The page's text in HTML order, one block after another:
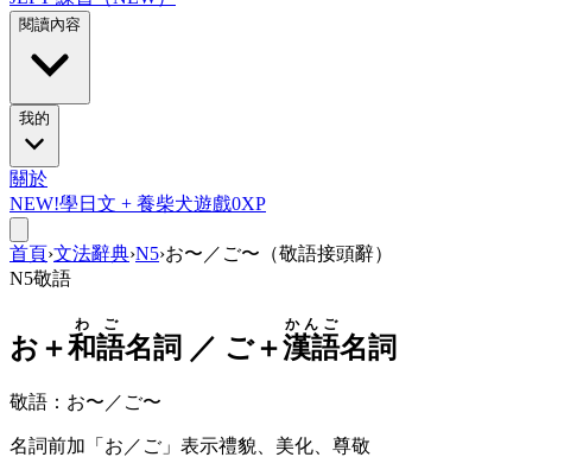
閱讀內容
我的
關於
NEW!學日文 + 養柴犬遊戲0XP
首頁›文法辭典›N5›お〜／ご〜（敬語接頭辭）
N5敬語
お ＋和語
わご
名詞 ／ ご＋漢語
かんご
名詞
敬語 ： お〜／ご〜
名詞前加「お／ご」表示禮貌、美化、尊敬